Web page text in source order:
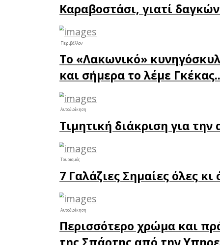
θα